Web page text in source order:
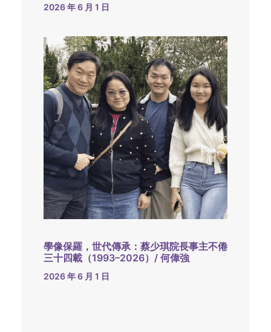
2026 年 6 月 1 日
學像保羅，世代傳承：蔡少琪院長事主不倦
三十四載（1993–2026）/ 何偉強
2026 年 6 月 1 日